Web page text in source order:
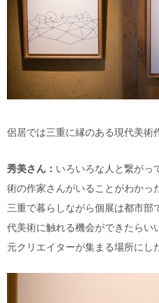
侶居では三重に縁のある現代美術
秀美さん： いろいろな人と繋がっ
術の作家さんがいることがわかっ
三重で暮らしながら個展は都市部
代美術に触れる機会ができたら
元クリエイターが集まる場所にし